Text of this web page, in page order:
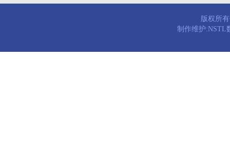
版权所
制作维护:NSTL